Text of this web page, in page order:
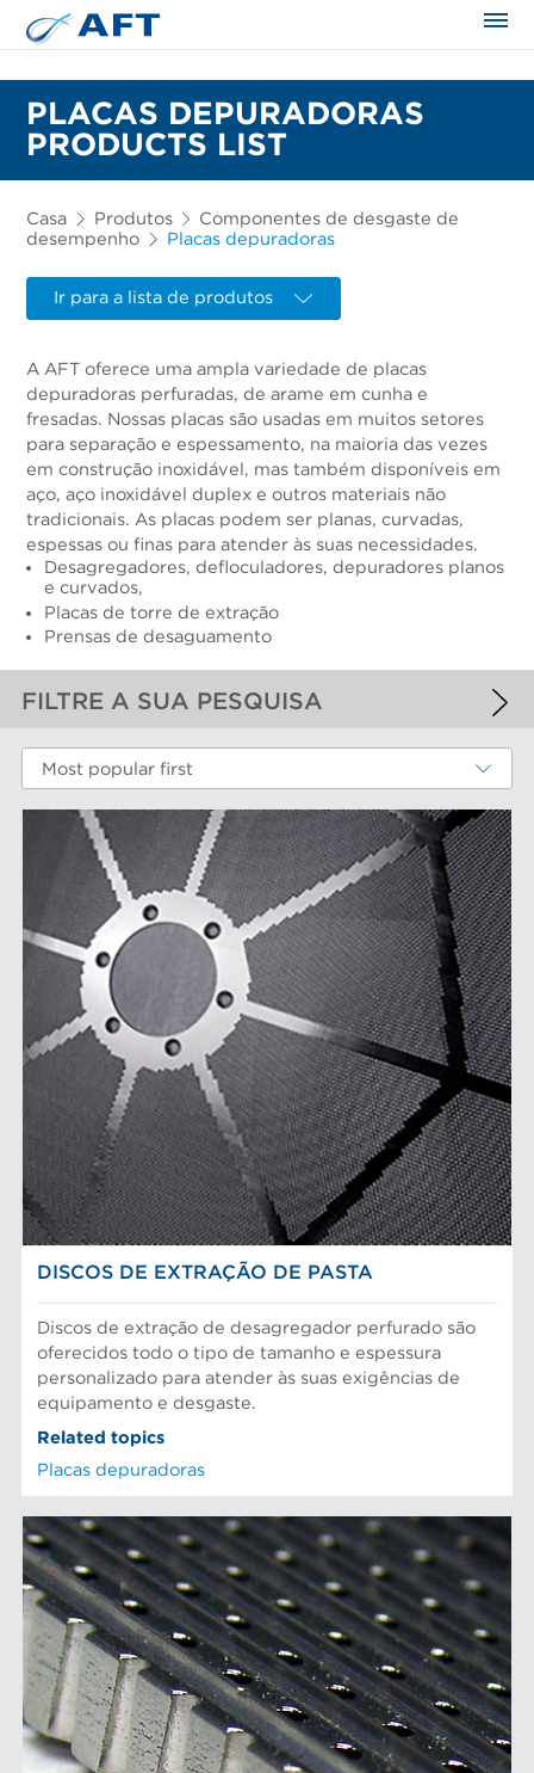
PLACAS DEPURADORAS
PRODUCTS LIST
Casa Produtos
Componentes de desgaste de
desempenho
Placas depuradoras
Ir para a lista de produtos
A AFT oferece uma ampla variedade de placas
depuradoras perfuradas, de arame em cunha e
fresadas. Nossas placas são usadas em muitos setores
para separação e espessamento, na maioria das vezes
em construção inoxidável, mas também disponíveis em
aço, aço inoxidável duplex e outros materiais não
tradicionais. As placas podem ser planas, curvadas,
espessas ou finas para atender às suas necessidades.
Desagregadores, defloculadores, depuradores planos
e curvados,
Placas de torre de extração
Prensas de desaguamento
FILTRE A SUA PESQUISA
FILTROS APLICADOS
Placas depuradoras
MAIS FILTROS
COMPONENTS DE DESGASTE DE
DESEMPENHO
Cestos peneira
Discos e insertos do refinador
Elementos do filtro
Placas depuradoras
Rotores de depurador
MARCAS AFT
Depuradores Max
Refinação Finebar
Sistemas de aproximação POM
Tecnologia Aikawa
MERCADOS
Aproximação da máquina de papel
Cilindros e placas industriais
Depuração e separação de alimentos
Fibras químicas
Fibras recicladas
Pasta Mecanica
Refinação de fibras
Testes e laboratório
EQUIPAMENTO
Preparação do material
Sistema de aproximação
NOTICIAS AFT
Most popular first
DISCOS DE EXTRAÇÃO DE PASTA
Discos de extração de desagregador perfurado são
oferecidos todo o tipo de tamanho e espessura
personalizado para atender às suas exigências de
equipamento e desgaste.
Related topics
Placas depuradoras